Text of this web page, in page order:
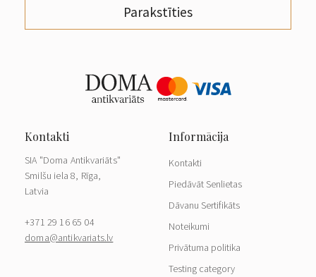
Parakstīties
SIA "Doma Antikvariāts"
Smilšu iela 8, Rīga,
Latvia
+371 29 16 65 04
doma@antikvariats.lv
Kontakti
Piedāvāt Senlietas
Dāvanu Sertifikāts
Noteikumi
Privātuma politika
Testing category